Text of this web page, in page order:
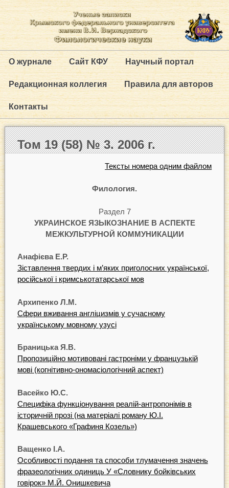
О журнале Сайт КФУ Научный портал
Редакционная коллегия Правила для авторов
Контакты
Том 19 (58) № 3. 2006 г.
Тексты номера одним файлом
Филология.
Раздел 7
УКРАИНСКОЕ ЯЗЬІКОЗНАНИЕ В АСПЕКТЕ
МЕЖКУЛЬТУРНОЙ КОММУНИКАЦИИ
Анафієва Е.Р.
Зіставлення твердих і м’яких приголосних української,
російської і кримськотатарської мов
Архипенко Л.М.
Сфери вживання англіцизмів у сучасному
українському мовному узусі
Браницька Я.В.
Пропозиційно мотивовані гастроніми у французькій
мові (когнітивно-ономасіологічний аспект)
Васейко Ю.С.
Специфіка функціонування реалій-антропонімів в
історичній прозі (на матеріалі роману Ю.І.
Крашевського «Графиня Козель»)
Ващенко І.А.
Особливості подання та способи тлумачення значень
фразеологічних одиниць У «Словнику бойківських
говірок» М.Й. Онишкевича